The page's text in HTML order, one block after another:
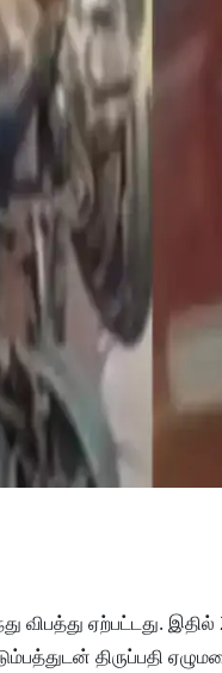
விபத்து ஏற்பட்டது.
திருப்பதி